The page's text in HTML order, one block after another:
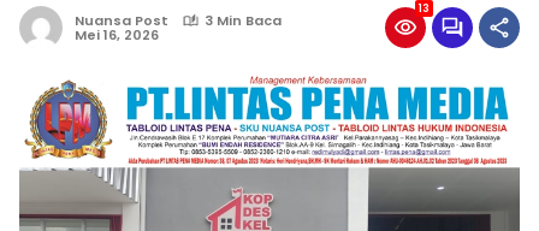
Nuansa Post 3 Min Baca
Mei 16, 2026
13